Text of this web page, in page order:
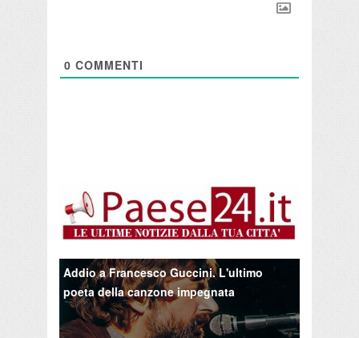
0 COMMENTI
Addio a Francesco Guccini. L'ultimo
poeta della canzone impegnata